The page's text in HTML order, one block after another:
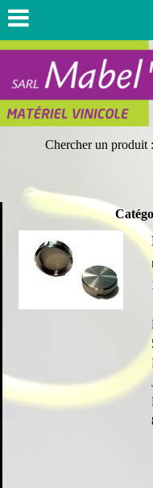
Chercher un produit :